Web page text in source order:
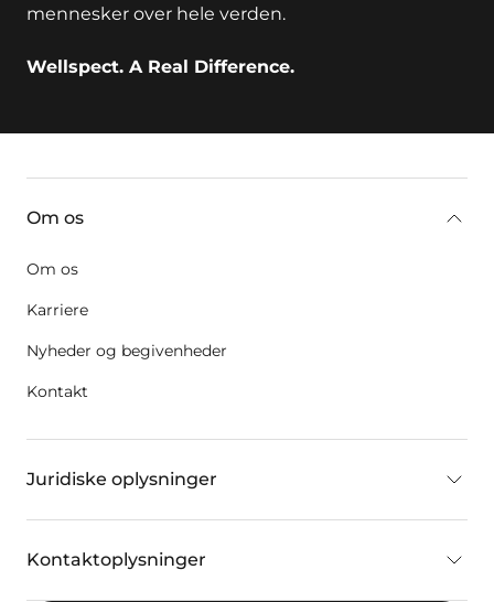
mennesker over hele verden.
Wellspect. A Real Difference.
Om os
Om os
Karriere
Nyheder og begivenheder
Kontakt
Juridiske oplysninger
Kontaktoplysninger